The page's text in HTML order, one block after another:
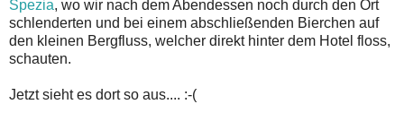
Spezia, wo wir nach dem Abendessen noch durch den Ort
schlenderten und bei einem abschließenden Bierchen auf
den kleinen Bergfluss, welcher direkt hinter dem Hotel floss,
schauten.
Jetzt sieht es dort so aus.... :-(